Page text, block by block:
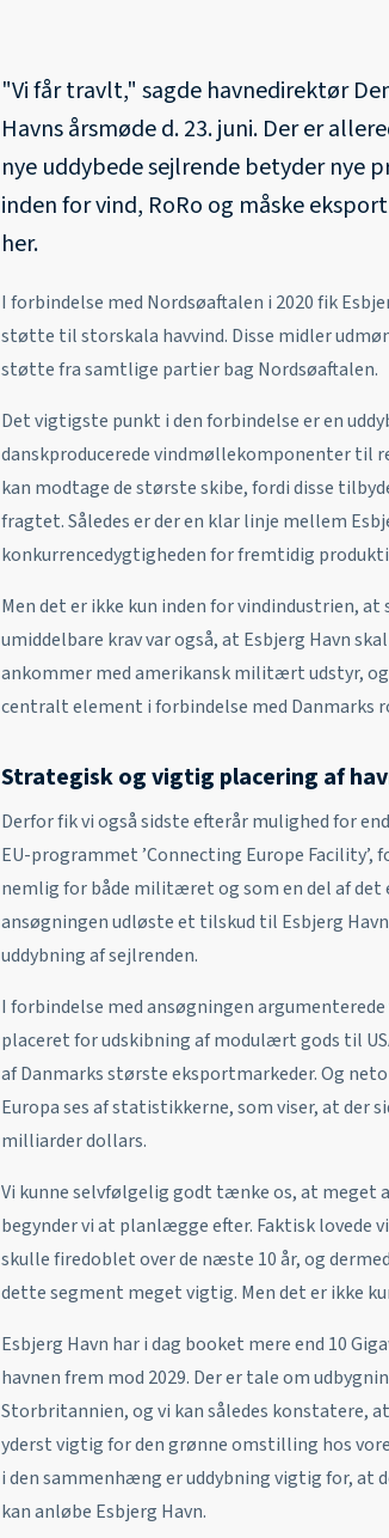
"Vi får travlt," sagde havnedirektør
Havns årsmøde d. 23. juni. Der er
nye uddybede sejlrende betyder nye
inden for vind, RoRo og måske
her.
I forbindelse med Nordsøaftalen i 2020 fik
støtte til storskala havvind. Disse midler
støtte fra samtlige partier bag Nordsøaftalen.
Det vigtigste punkt i den forbindelse er en
danskproducerede vindmøllekomponenter til
kan modtage de største skibe, fordi disse
fragtet. Således er der en klar linje mellem
konkurrencedygtigheden for fremtidig
Men det er ikke kun inden for vindindustrien, at
umiddelbare krav var også, at Esbjerg Havn
ankommer med amerikansk militært udstyr, og
centralt element i forbindelse med Danmarks
Strategisk og vigtig placering af
Derfor fik vi også sidste efterår mulighed for
EU-programmet ’Connecting Europe Facility’,
nemlig for både militæret og som en del af
ansøgningen udløste et tilskud til Esbjerg
uddybning af sejlrenden.
I forbindelse med ansøgningen
placeret for udskibning af modulært gods til
af Danmarks største eksportmarkeder. Og
Europa ses af statistikkerne, som viser, at der
milliarder dollars.
Vi kunne selvfølgelig godt tænke os, at meget
begynder vi at planlægge efter. Faktisk lovede
skulle firedoblet over de næste 10 år, og
dette segment meget vigtig. Men det er ikke
Esbjerg Havn har i dag booket mere end 10
havnen frem mod 2029. Der er tale om
Storbritannien, og vi kan således konstatere,
yderst vigtig for den grønne omstilling hos
i den sammenhæng er uddybning vigtig for,
kan anløbe Esbjerg Havn.